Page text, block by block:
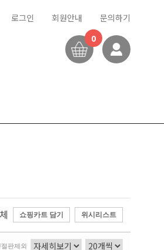
로그인 회원안내 문의하기
0
절판제외
쇼핑카트 담기 위시리스트